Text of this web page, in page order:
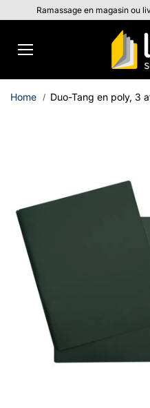
Aller au
contenu
Ramassage en magasin ou
Home Duo-Tang en poly, 3